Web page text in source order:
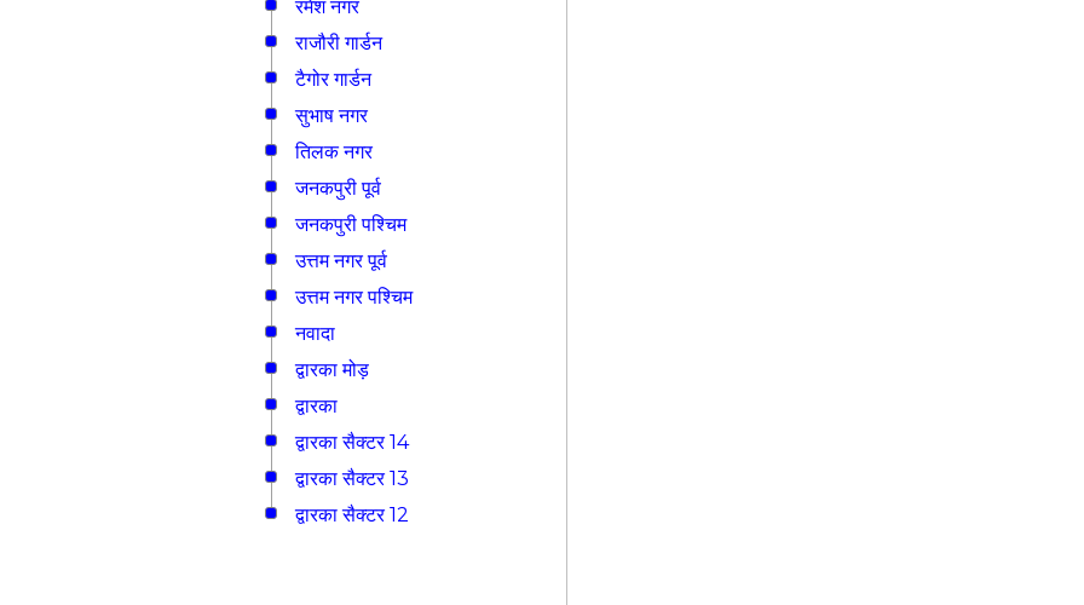
रमेश नगर
राजौरी गार्डन
टैगोर गार्डन
सुभाष नगर
तिलक नगर
जनकपुरी पूर्व
जनकपुरी पश्चिम
उत्तम नगर पूर्व
उत्तम नगर पश्चिम
नवादा
द्वारका मोड़
द्वारका
द्वारका सैक्टर 14
द्वारका सैक्टर 13
द्वारका सैक्टर 12